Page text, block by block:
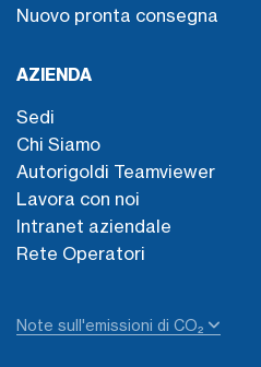
Nuovo pronta consegna
AZIENDA
Sedi
Chi Siamo
Autorigoldi Teamviewer
Lavora con noi
Intranet aziendale
Rete Operatori
Note sull'emissioni di CO₂